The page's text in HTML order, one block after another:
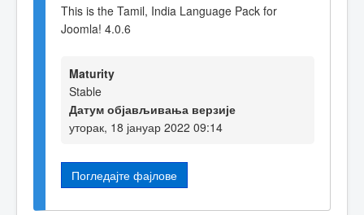
This is the Tamil, India Language Pack for
Joomla! 4.0.6
Maturity
Stable
Датум објављивања верзије
уторак, 18 јануар 2022 09:14
Погледајте фајлове